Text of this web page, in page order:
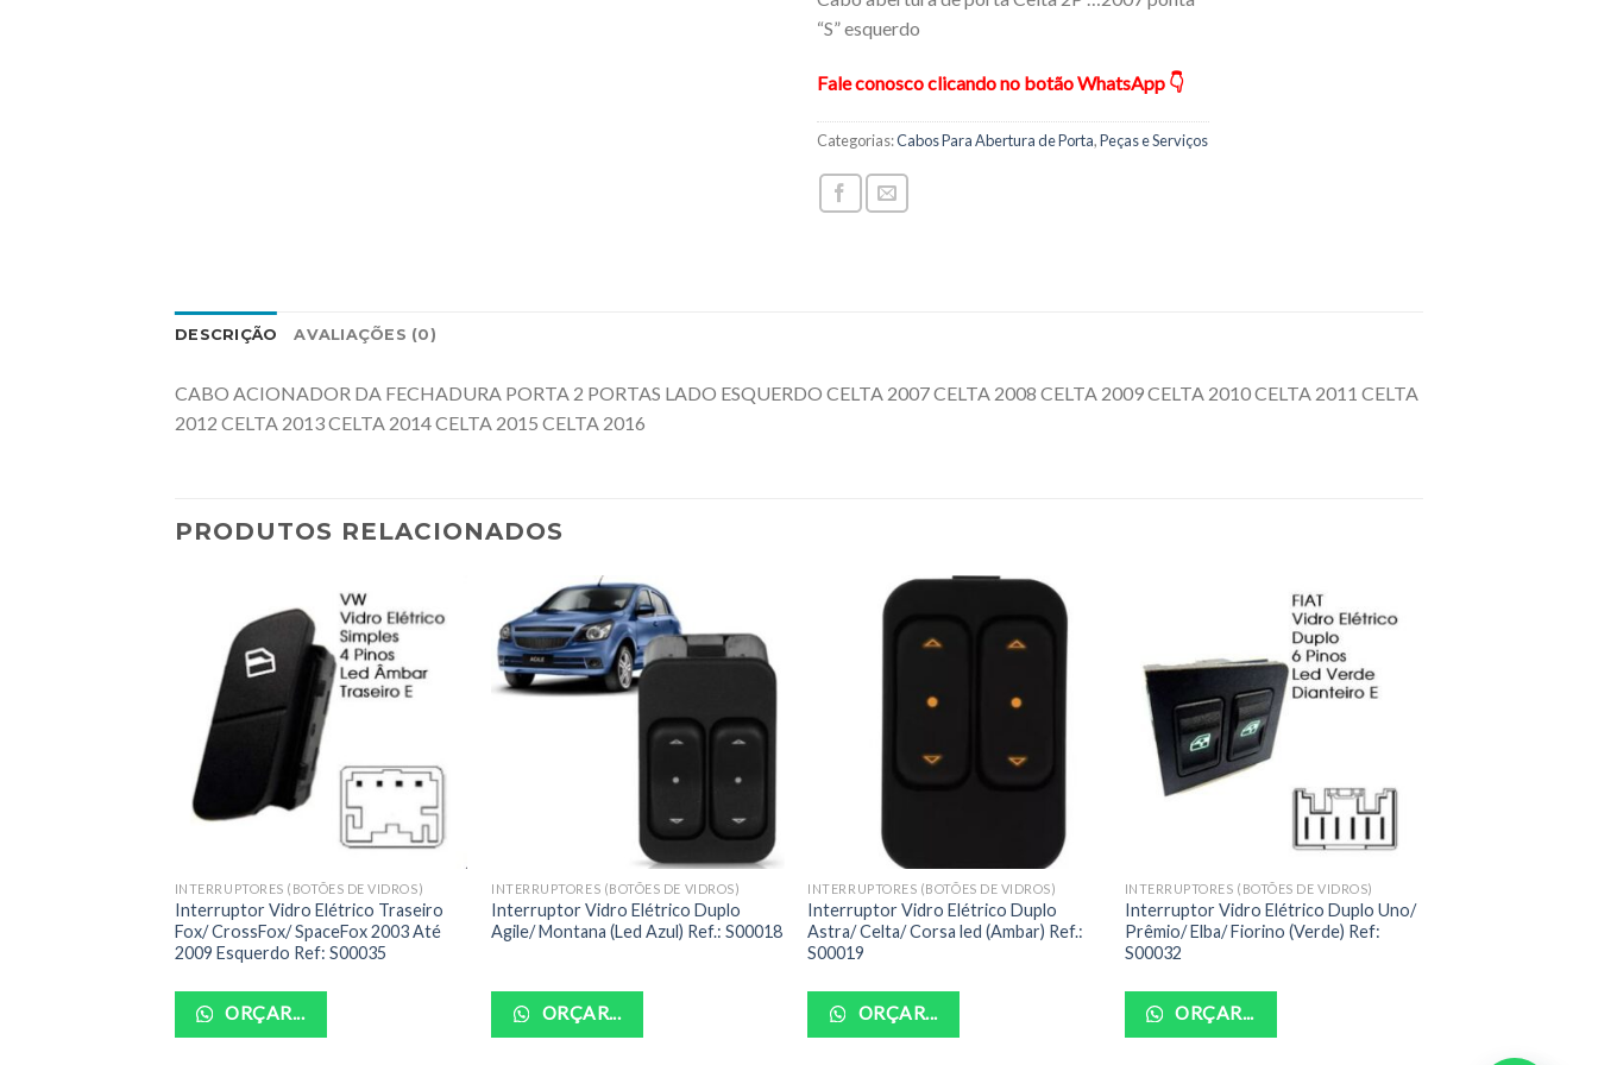
“S” esquerdo
Fale conosco clicando no botão WhatsApp 👇
Categorias:Cabos Para Abertura de Porta,Peças e Serviços
DESCRIÇÃO AVALIAÇÕES (0)
CABO ACIONADOR DA FECHADURA PORTA 2 PORTAS LADO ESQUERDO CELTA 2007 CELTA 2008 CELTA 2009 CELTA 2010 CELTA 2011 CELTA
2012 CELTA 2013 CELTA 2014 CELTA 2015 CELTA 2016
PRODUTOS RELACIONADOS
INTERRUPTORES (BOTÕES DE VIDROS)
Interruptor Vidro Elétrico Traseiro
Fox/ CrossFox/ SpaceFox 2003 Até
2009 Esquerdo Ref: S00035
ORÇAR...
INTERRUPTORES (BOTÕES DE VIDROS)
Interruptor Vidro Elétrico Duplo
Agile/ Montana (Led Azul) Ref.: S00018
ORÇAR...
INTERRUPTORES (BOTÕES DE VIDROS)
Interruptor Vidro Elétrico Duplo
Astra/ Celta/ Corsa led (Ambar) Ref.:
S00019
ORÇAR...
INTERRUPTORES (BOTÕES DE VIDROS)
Interruptor Vidro Elétrico Duplo Uno/
Prêmio/ Elba/ Fiorino (Verde) Ref:
S00032
ORÇAR...